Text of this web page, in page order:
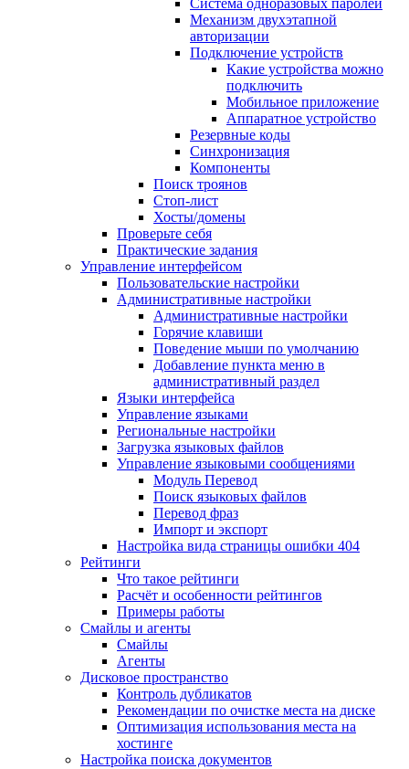
Система одноразовых паролей
Механизм двухэтапной
авторизации
Подключение устройств
Какие устройства можно
подключить
Мобильное приложение
Аппаратное устройство
Резервные коды
Синхронизация
Компоненты
Поиск троянов
Стоп-лист
Хосты/домены
Проверьте себя
Практические задания
Управление интерфейсом
Пользовательские настройки
Административные настройки
Административные настройки
Горячие клавиши
Поведение мыши по умолчанию
Добавление пункта меню в
административный раздел
Языки интерфейса
Управление языками
Региональные настройки
Загрузка языковых файлов
Управление языковыми сообщениями
Mодуль Перевод
Поиск языковых файлов
Перевод фраз
Импорт и экспорт
Настройка вида страницы ошибки 404
Рейтинги
Что такое рейтинги
Расчёт и особенности рейтингов
Примеры работы
Смайлы и агенты
Смайлы
Агенты
Дисковое пространство
Контроль дубликатов
Рекомендации по очистке места на диске
Оптимизация использования места на
хостинге
Настройка поиска документов